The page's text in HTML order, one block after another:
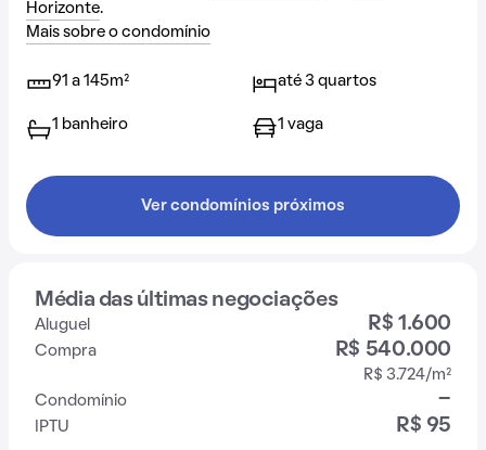
Horizonte.
Mais sobre o condomínio
91 a 145m² até 3 quartos
1 banheiro 1 vaga
Ver condomínios próximos
Média das últimas negociações
Aluguel R$ 1.600
Compra R$ 540.000
R$ 3.724/m²
Condomínio
-
IPTU R$ 95